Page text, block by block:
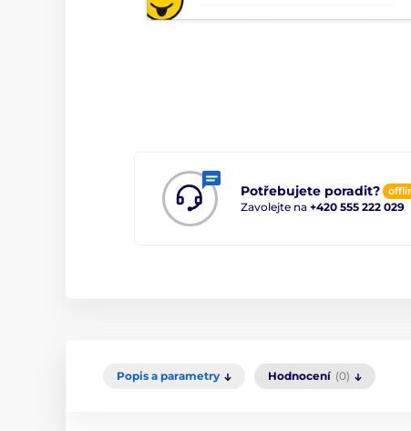
Potřebujete poradit?
Zavolejte na +420 555 222 029
Popis a parametry Hodnocení (0)